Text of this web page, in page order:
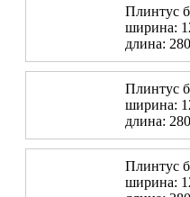
Плинтус
ширина:
длина:
Плинтус
ширина:
длина:
Плинтус
ширина: